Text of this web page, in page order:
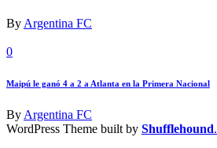
ByArgentina FC
0
Maipú le ganó 4 a 2 a Atlanta en la Primera Nacional
ByArgentina FC
WordPress Theme built by Shufflehound.